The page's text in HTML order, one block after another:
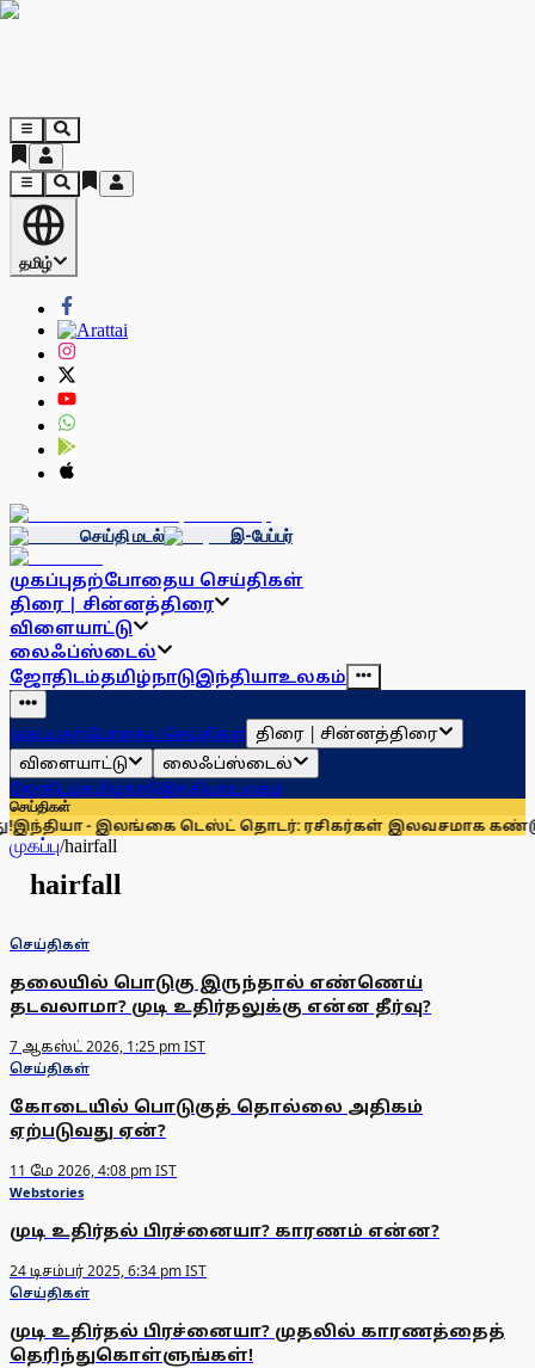
தமிழ்
செய்தி மடல் இ-பேப்பர்
முகப்புதற்போதைய செய்திகள்
திரை | சின்னத்திரை
விளையாட்டு
லைஃப்ஸ்டைல்
ஜோதிடம்தமிழ்நாடுஇந்தியாஉலகம்
முகப்புதற்போதைய செய்திகள் திரை | சின்னத்திரை
விளையாட்டு
லைஃப்ஸ்டைல்
ஜோதிடம்தமிழ்நாடுஇந்தியாஉலகம்
செய்திகள்
- இலங்கை டெஸ்ட் தொடர்: ரசிகர்கள் இலவசமாக கண்டு
முகப்பு/hairfall
hairfall
செய்திகள்
தலையில் பொடுகு இருந்தால் எண்ணெய்
தடவலாமா? முடி உதிர்தலுக்கு என்ன தீர்வு?
7 ஆகஸ்ட் 2026, 1:25 pm IST
செய்திகள்
கோடையில் பொடுகுத் தொல்லை அதிகம்
ஏற்படுவது ஏன்?
11 மே 2026, 4:08 pm IST
Webstories
முடி உதிர்தல் பிரச்னையா? காரணம் என்ன?
24 டிசம்பர் 2025, 6:34 pm IST
செய்திகள்
முடி உதிர்தல் பிரச்னையா? முதலில் காரணத்தைத்
தெரிந்துகொள்ளுங்கள்!